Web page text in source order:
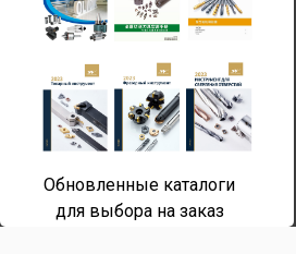
Обновленные каталоги
для выбора на заказ